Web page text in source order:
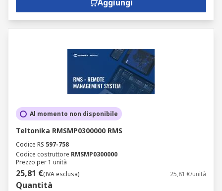
Aggiungi
Al momento non disponibile
Teltonika RMSMP0300000 RMS
Codice RS 597-758
Codice costruttore RMSMP0300000
Prezzo per 1 unità
25,81 €(IVA esclusa) 25,81 €/unità
Quantità